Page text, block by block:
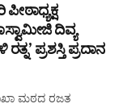
ದಿವ್ಯ
ಪ್ರಶಸ್ತಿ ಪ್ರದಾನ
ಮಠದ ರಜತ